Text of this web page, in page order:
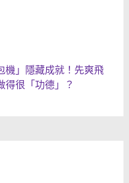
機」隱藏成就！先爽飛
得很「功德」？